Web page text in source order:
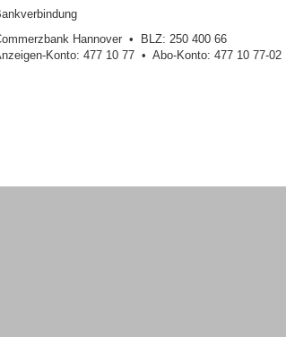
Hannover • BLZ: 250 400 66
Konto: 477 10 77 • Abo-Konto: 477 10 77-02